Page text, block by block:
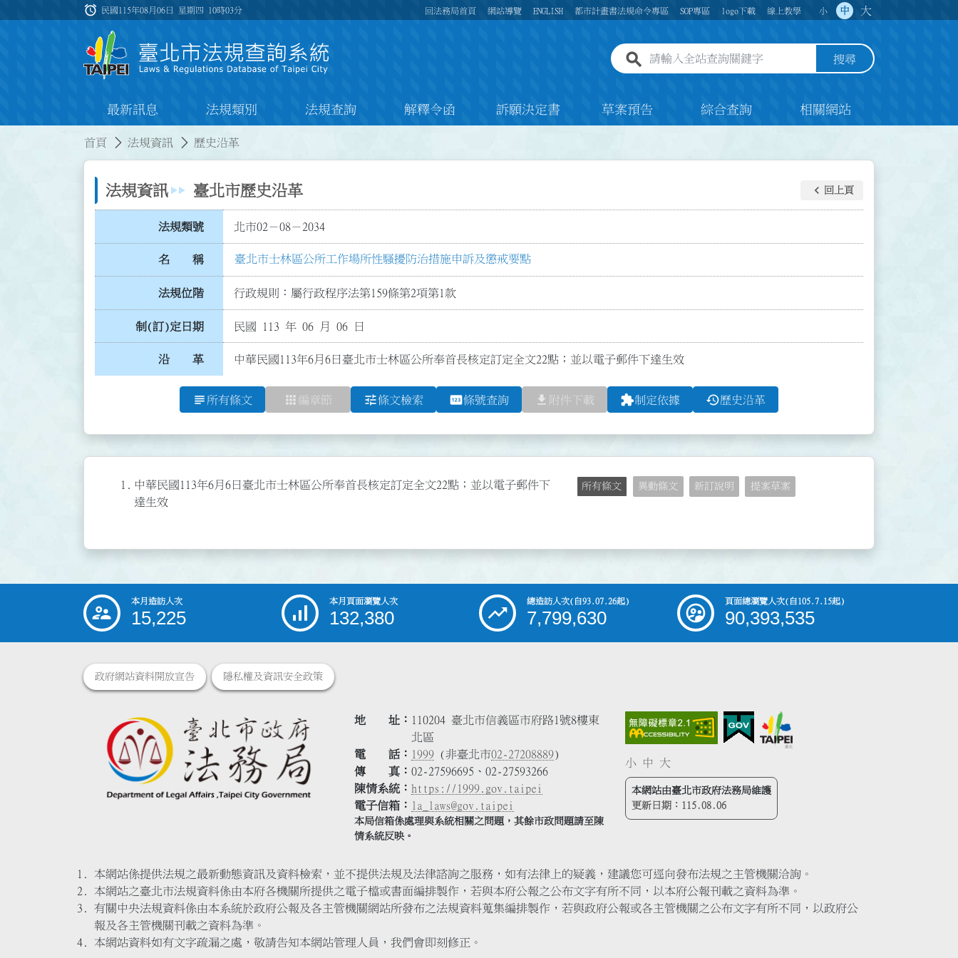
:::
alarm 民國115年08月06日 星期四 10時03分 回法務局首頁 網站導覽 ENGLISH 都市計畫書法規命令專區 SOP專區 logo下載 線上教學 小 中 大
全站查詢關鍵字欄位 搜尋
最新訊息 法規類別 法規查詢 解釋令函 訴願決定書 草案預告 綜合查詢 相關網站
首頁 法規資訊 歷史沿革
法規資訊 臺北市歷史沿革 keyboard_arrow_left 回上頁
法規類號 北市02－08－2034
名 稱 臺北市士林區公所工作場所性騷擾防治措施申訴及懲戒要點
法規位階 行政規則：屬行政程序法第159條第2項第1款
制(訂)定日期 民國 113 年 06 月 06 日
沿 革 中華民國113年6月6日臺北市士林區公所奉首長核定訂定全文22點；並以電子郵件下達生效
subject 所有條文 apps 編章節 tune條文檢索 pin條號查詢 file_download 附件下載 extension制定依據 history歷史沿革
1.
中華民國113年6月6日臺北市士林區公所奉首長核定訂定全文22點；並以電子郵件下
達生效
所有條文 異動條文 新訂說明 提案草案
::: 本月造訪人次
15,225
本月頁面瀏覽人次
132,380
總造訪人次(自93.07.26起)
7,799,630
頁面總瀏覽人次(自105.7.15起)
90,393,535
政府網站資料開放宣告 隱私權及資訊安全政策
地 址
110204 臺北市信義區市府路1號8樓東
北區
電 話
1999 (非臺北市02-27208889)
傳 真
02-27596695、02-27593266
陳情系統
https://1999.gov.taipei
電子信箱
la_laws@gov.taipei
本局信箱係處理與系統相關之問題，其餘市政問題請至陳
情系統反映。
小 中 大
本網站由臺北市政府法務局維護
更新日期： 115.08.06
本網站係提供法規之最新動態資訊及資料檢索，並不提供法規及法律諮詢之服務，如有法律上的疑義，建議您可逕向發布法規之主管機關洽詢。
本網站之臺北市法規資料係由本府各機關所提供之電子檔或書面編排製作，若與本府公報之公布文字有所不同，以本府公報刊載之資料為準。
有關中央法規資料係由本系統於政府公報及各主管機關網站所發布之法規資料蒐集編排製作，若與政府公報或各主管機關之公布文字有所不同，以政府公
報及各主管機關刊載之資料為準。
本網站資料如有文字疏漏之處，敬請告知本網站管理人員，我們會即刻修正。